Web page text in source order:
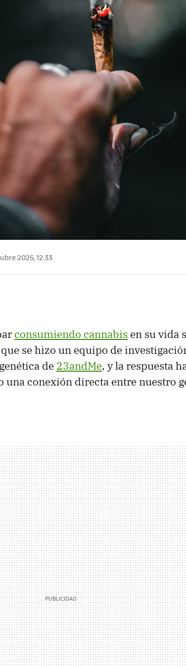
2025, 12:33
consumiendo cannabis en su vida
se hizo un equipo de
de 23andMe, y la respuesta
conexión directa entre nuestro